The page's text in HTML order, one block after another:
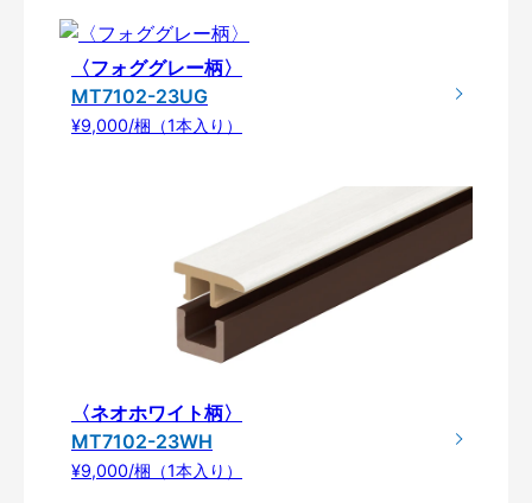
〈フォググレー柄〉
MT7102-23UG
¥9,000/梱（1本入り）
〈ネオホワイト柄〉
MT7102-23WH
¥9,000/梱（1本入り）